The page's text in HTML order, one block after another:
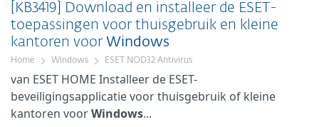
[KB3419] Download en installeer de ESET-
toepassingen voor thuisgebruik en kleine
kantoren voor Windows
Home Windows ESET NOD32 Antivirus
van ESET HOME Installeer de ESET-
beveiligingsapplicatie voor thuisgebruik of kleine
kantoren voorWindows...